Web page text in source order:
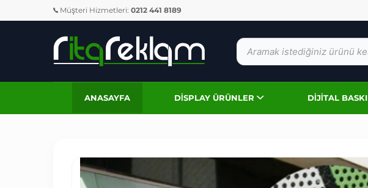
Müşteri Hizmetleri: 0212 441 8189
ANASAYFA DISPLAY ÜRÜNLER DIJITAL BASKI